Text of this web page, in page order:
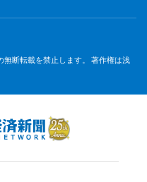
断転載を禁止します。 著作権は浅